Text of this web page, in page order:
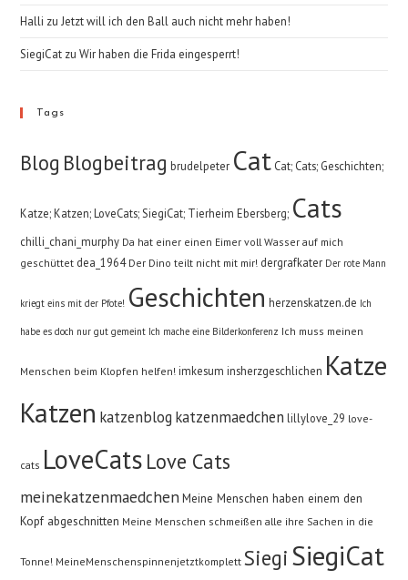
Halli zuJetzt will ich den Ball auch nicht mehr haben!
SiegiCat zuWir haben die Frida eingesperrt!
Tags
Blog Blogbeitrag brudelpeter Cat Cat; Cats; Geschichten;
Katze; Katzen; LoveCats; SiegiCat; Tierheim Ebersberg; Cats
chilli_chani_murphy Da hat einer einen Eimer voll Wasser auf mich
geschüttet dea_1964 Der Dino teilt nicht mit mir! dergrafkater Der rote Mann
kriegt eins mit der Pfote! Geschichten herzenskatzen.de Ich
habe es doch nur gut gemeint Ich mache eine Bilderkonferenz Ich muss meinen
Menschen beim Klopfen helfen! imkesum insherzgeschlichen Katze
Katzen katzenblog katzenmaedchen lillylove_29 love-
cats LoveCats Love Cats
meinekatzenmaedchenMeine Menschen haben einem den
Kopf abgeschnitten Meine Menschen schmeißen alle ihre Sachen in die
Tonne! MeineMenschenspinnenjetztkomplett Siegi SiegiCat